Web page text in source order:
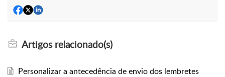
Artigosrelacionado(s)
Personalizar a antecedência de envio dos lembretes